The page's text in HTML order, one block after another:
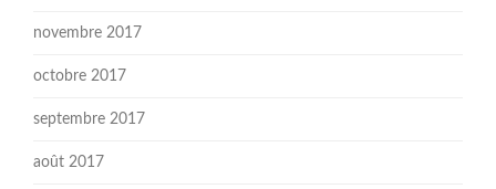
novembre 2017
octobre 2017
septembre 2017
août 2017